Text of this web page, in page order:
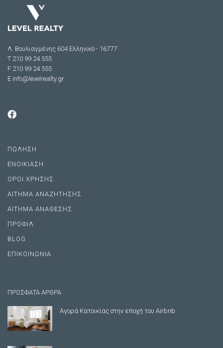
Λ. Βουλιαγμένης 604 Ελληνικό - 16777
Τ 210 99 24 555
F 210 99 24 555
E info@levelrealty.gr
ΠΩΛΗΣΗ
ΕΝΟΙΚΙΑΣΗ
ΟΡΟΙ ΧΡΗΣΗΣ
ΑΙΤΗΜΑ ΑΝΑΖΗΤΗΣΗΣ
ΑΙΤΗΜΑ ΑΝΑΘΕΣΗΣ
ΠΡΟΦΙΛ
BLOG
ΕΠΙΚΟΙΝΩΝΙΑ
ΠΡΟΣΦΑΤΑ ΑΡΘΡΑ
Αγορά Κατοικίας στην εποχή του Airbnb